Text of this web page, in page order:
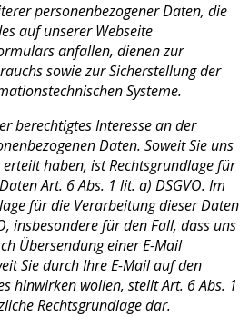
personenbezogener Daten, die
auf unserer Webseite
anfallen, dienen zur
sowie zur Sicherstellung der
Systeme.
berechtigtes Interesse an der
Daten. Soweit Sie uns
haben, ist Rechtsgrundlage für
Art. 6 Abs. 1 lit. a) DSGVO. Im
für die Verarbeitung dieser Daten
insbesondere für den Fall, dass uns
Übersendung einer E-Mail
Sie durch Ihre E-Mail auf den
hinwirken wollen, stellt Art. 6 Abs. 1
Rechtsgrundlage dar.